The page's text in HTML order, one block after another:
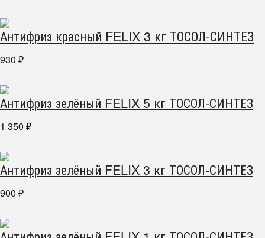
Антифриз красный FELIX 3 кг ТОСОЛ-СИНТЕЗ
930 ₽
Антифриз зелёный FELIX 5 кг ТОСОЛ-СИНТЕЗ
1 350 ₽
Антифриз зелёный FELIX 3 кг ТОСОЛ-СИНТЕЗ
900 ₽